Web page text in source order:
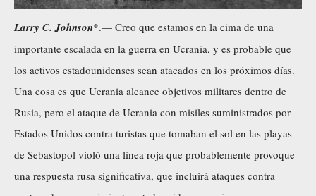
Larry C. Johnson*.— Creo que estamos en la cima de una
importante escalada en la guerra en Ucrania, y es probable que
los activos estadounidenses sean atacados en los próximos días.
Una cosa es que Ucrania alcance objetivos militares dentro de
Rusia, pero el ataque de Ucrania con misiles suministrados por
Estados Unidos contra turistas que tomaban el sol en las playas
de Sebastopol violó una línea roja que probablemente provoque
una respuesta rusa significativa, que incluirá ataques contra